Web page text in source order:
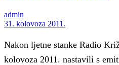
admin
31. kolovoza 2011.
Nakon ljetne stanke Radio
kolovoza 2011. nastavili s